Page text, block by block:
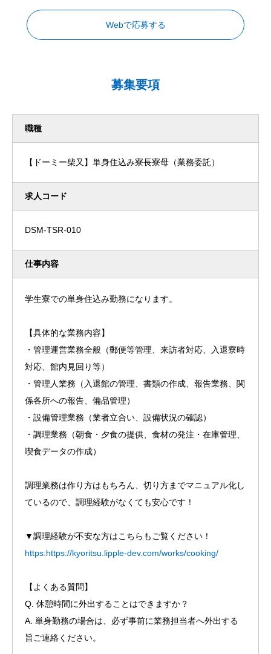
Webで応募する
募集要項
職種
【ドーミー柴又】単身住込み寮長寮母（業務委託）
求人コード
DSM-TSR-010
仕事内容
学生寮での単身住込み勤務になります。
【具体的な業務内容】
・管理運営業務全般（郵便等管理、来訪者対応、入退寮時
対応、館内見回り等）
・管理人業務（入退館の管理、書類の作成、報告業務、関
係各所への報告、備品管理）
・設備管理業務（業者立合い、設備状況の確認）
・調理業務（朝食・夕食の提供、食材の発注・在庫管理、
喫食データの作成）
調理業務は作り方はもちろん、切り方までマニュアル化し
ているので、調理経験がなくても安心です！
▼調理経験が不安な方はこちらもご覧ください！
https:https://kyoritsu.lipple-dev.com/works/cooking/
【よくある質問】
Q. 休憩時間に外出することはできますか？
A. 単身勤務の場合は、必ず事前に業務担当者へ外出する
旨ご連絡ください。